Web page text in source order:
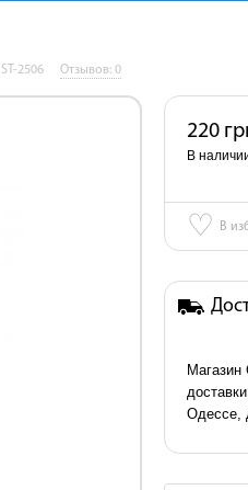
2506 Отзывов: 0
220
В
♡ В
Магазин
Одессе,